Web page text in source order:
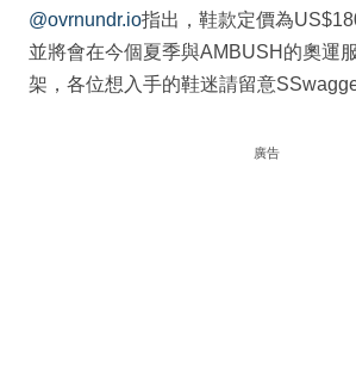
@ovrnundr.io指出，鞋款定價為
並將會在今個夏季與AMBUSH的奧運
架，各位想入手的鞋迷請留意
廣告